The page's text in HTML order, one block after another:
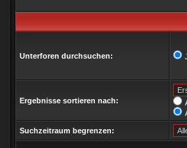
Unterforen durchsuchen:
Ergebnisse sortieren nach:
Suchzeitraum begrenzen: